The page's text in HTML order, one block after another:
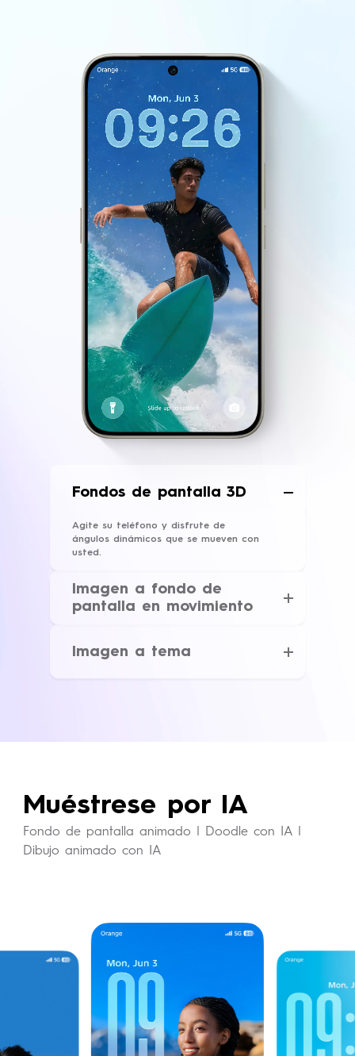
Fondos de pantalla 3D
Agite su teléfono y disfrute de
ángulos dinámicos que se mueven con
usted.
Imagen a fondo de
pantalla en movimiento
recuerdo favoritos se convierten en
un fondo de pantalla animado.
Imagen a tema
Muéstrese por IA
Fondo de pantalla animado | Doodle con IA |
Dibujo animado con IA